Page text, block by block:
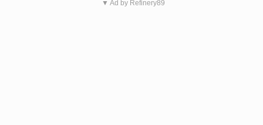
▼ Ad by Refinery89